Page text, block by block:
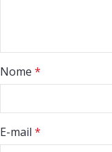
Nome *
E-mail *